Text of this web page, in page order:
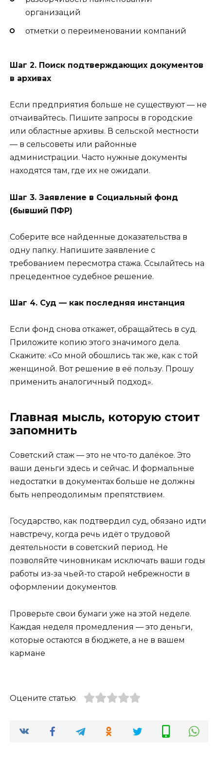
организаций
отметки о переименовании компаний
Шаг 2. Поиск подтверждающих документов
в архивах
Если предприятия больше не существуют — не
отчаивайтесь. Пишите запросы в городские
или областные архивы. В сельской местности
— в сельсоветы или районные
администрации. Часто нужные документы
находятся там, где их не ожидали.
Шаг 3. Заявление в Социальный фонд
(бывший ПФР)
Соберите все найденные доказательства в
одну папку. Напишите заявление с
требованием пересмотра стажа. Ссылайтесь на
прецедентное судебное решение.
Шаг 4. Суд — как последняя инстанция
Если фонд снова откажет, обращайтесь в суд.
Приложите копию этого значимого дела.
Скажите: «Со мной обошлись так же, как с той
женщиной. Вот решение в её пользу. Прошу
применить аналогичный подход».
Главная мысль, которую стоит
запомнить
Советский стаж — это не что-то далёкое. Это
ваши деньги здесь и сейчас. И формальные
недостатки в документах больше не должны
быть непреодолимым препятствием.
Государство, как подтвердил суд, обязано идти
навстречу, когда речь идёт о трудовой
деятельности в советский период. Не
позволяйте чиновникам исключать ваши годы
работы из-за чьей-то старой небрежности в
оформлении документов.
Проверьте свои бумаги уже на этой неделе.
Каждая неделя промедления — это деньги,
которые остаются в бюджете, а не в вашем
кармане
Оцените статью